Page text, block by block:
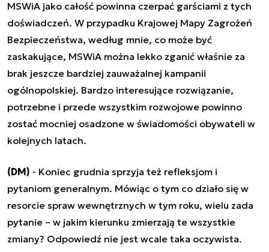
MSWiA jako całość powinna czerpać garściami z tych
doświadczeń. W przypadku Krajowej Mapy Zagrożeń
Bezpieczeństwa, według mnie, co może być
zaskakujące, MSWiA można lekko zganić właśnie za
brak jeszcze bardziej zauważalnej kampanii
ogólnopolskiej. Bardzo interesujące rozwiązanie,
potrzebne i przede wszystkim rozwojowe powinno
zostać mocniej osadzone w świadomości obywateli w
kolejnych latach.
(DM) - Koniec grudnia sprzyja też refleksjom i
pytaniom generalnym. Mówiąc o tym co działo się w
resorcie spraw wewnętrznych w tym roku, wielu zada
pytanie – w jakim kierunku zmierzają te wszystkie
zmiany? Odpowiedź nie jest wcale taka oczywista.